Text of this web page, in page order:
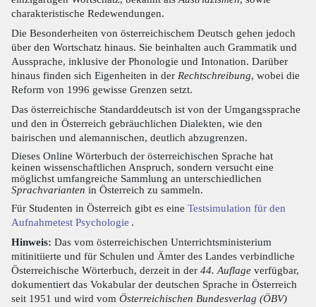
charakteristische Redewendungen.
Die Besonderheiten von österreichischem Deutsch gehen jedoch
über den Wortschatz hinaus. Sie beinhalten auch Grammatik und
Aussprache, inklusive der Phonologie und Intonation. Darüber
hinaus finden sich Eigenheiten in der Rechtschreibung, wobei die
Reform von 1996 gewisse Grenzen setzt.
Das österreichische Standarddeutsch ist von der Umgangssprache
und den in Österreich gebräuchlichen Dialekten, wie den
bairischen und alemannischen, deutlich abzugrenzen.
Dieses Online Wörterbuch der österreichischen Sprache hat
keinen wissenschaftlichen Anspruch, sondern versucht eine
möglichst umfangreiche Sammlung an unterschiedlichen
Sprachvarianten in Österreich zu sammeln.
Für Studenten in Österreich gibt es eine Testsimulation für den
Aufnahmetest Psychologie .
Hinweis: Das vom österreichischen Unterrichtsministerium
mitinitiierte und für Schulen und Ämter des Landes verbindliche
Österreichische Wörterbuch, derzeit in der 44. Auflage verfügbar,
dokumentiert das Vokabular der deutschen Sprache in Österreich
seit 1951 und wird vom Österreichischen Bundesverlag (ÖBV)